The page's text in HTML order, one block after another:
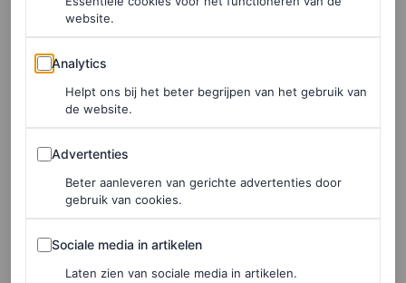
Sebastian Koch terugkeren als Beatrix en Claus.
De tekst gaat verder onder de afbeeldingen.
website.
Analytics
Analytics
Helpt ons bij het beter begrijpen van het gebruik van
de website.
Advertenties
Advertenties
Beter aanleveren van gerichte advertenties door
gebruik van cookies.
Sociale media in artikelen
Sociale media in artikelen
Laten zien van sociale media in artikelen.